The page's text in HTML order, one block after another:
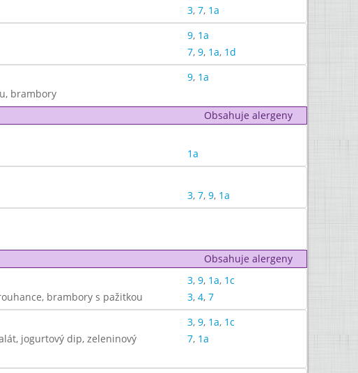
3, 7, 1a
9, 1a
7, 9, 1a, 1d
9, 1a
brambory
Obsahuje alergeny
1a
3, 7, 9, 1a
Obsahuje alergeny
3, 9, 1a, 1c
brambory s pažitkou 3, 4, 7
3, 9, 1a, 1c
jogurtový dip, zeleninový
7, 1a